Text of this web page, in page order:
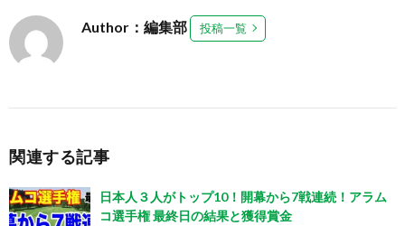
Author：編集部 投稿一覧
関連する記事
日本人３人がトップ10！開幕から7戦連続！アラム
コ選手権 最終日の結果と獲得賞金